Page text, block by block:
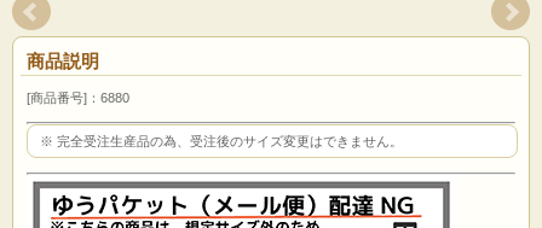
商品説明
[商品番号]：6880
※ 完全受注生産品の為、受注後のサイズ変更はできません。